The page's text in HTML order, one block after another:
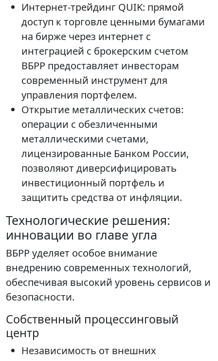
Интернет-трейдинг QUIK: прямой
доступ к торговле ценными бумагами
на бирже через интернет с
интеграцией с брокерским счетом
ВБРР предоставляет инвесторам
современный инструмент для
управления портфелем.
Открытие металлических счетов:
операции с обезличенными
металлическими счетами,
лицензированные Банком России,
позволяют диверсифицировать
инвестиционный портфель и
защитить средства от инфляции.
Технологические решения:
инновации во главе угла
ВБРР уделяет особое внимание
внедрению современных технологий,
обеспечивая высокий уровень сервисов и
безопасности.
Собственный процессинговый
центр
Независимость от внешних